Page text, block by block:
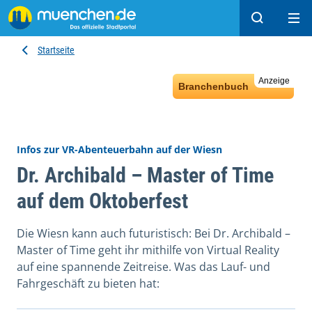
Suchen
Startseite
Anzeige
Branchenbuch
Infos zur VR-Abenteuerbahn auf der Wiesn
Dr. Archibald – Master of Time
auf dem Oktoberfest
Die Wiesn kann auch futuristisch: Bei Dr. Archibald –
Master of Time geht ihr mithilfe von Virtual Reality
auf eine spannende Zeitreise. Was das Lauf- und
Fahrgeschäft zu bieten hat: